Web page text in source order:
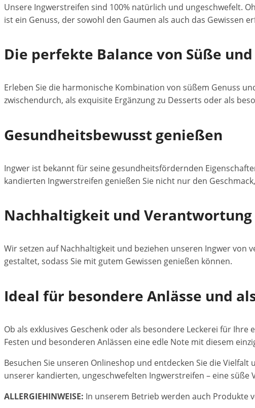
Unsere Ingwerstreifen sind 100% natürlich und ungeschwefelt.
ist ein Genuss, der sowohl den Gaumen als auch das Gewissen
Die perfekte Balance von Süße
Erleben Sie die harmonische Kombination von süßem Genuss
zwischendurch, als exquisite Ergänzung zu Desserts oder als
Gesundheitsbewusst genießen
Ingwer ist bekannt für seine gesundheitsfördernden
kandierten Ingwerstreifen genießen Sie nicht nur den
Nachhaltigkeit und Verantwortung
Wir setzen auf Nachhaltigkeit und beziehen unseren Ingwer
gestaltet, sodass Sie mit gutem Gewissen genießen können.
Ideal für besondere Anlässe und
Ob als exklusives Geschenk oder als besondere Leckerei für
Festen und besonderen Anlässen eine edle Note mit diesem
Besuchen Sie unseren Onlineshop und entdecken Sie die
unserer kandierten, ungeschwefelten Ingwerstreifen – eine süße
ALLERGIEHINWEISE: In unserem Betrieb werden auch Produkte